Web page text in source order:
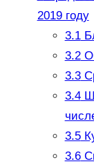
2019 году
3.1
3.2
3.3
3.4
3.5
3.6